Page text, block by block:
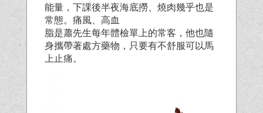
能量，下課後半夜海底撈、燒肉幾乎也是
常態。痛風、高血
脂是蕭先生每年體檢單上的常客，他也隨
身攜帶著處方藥物，只要有不舒服可以馬
上止痛。